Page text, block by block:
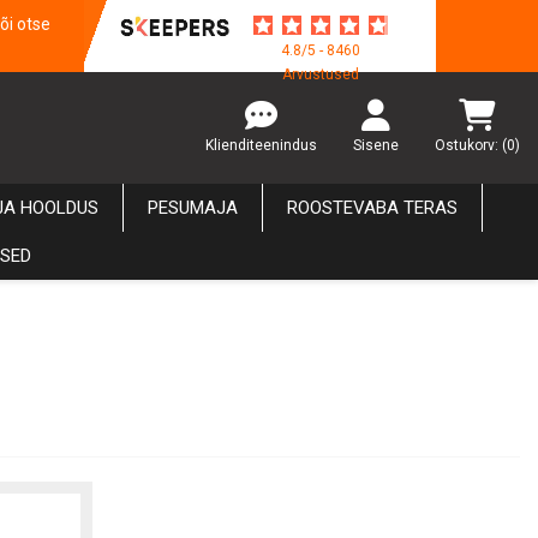
otse
4.8/5 - 8460
Arvustused
Klienditeenindus Sisene Ostukorv: (0)
HOOLDUS PESUMAJA ROOSTEVABA TERAS